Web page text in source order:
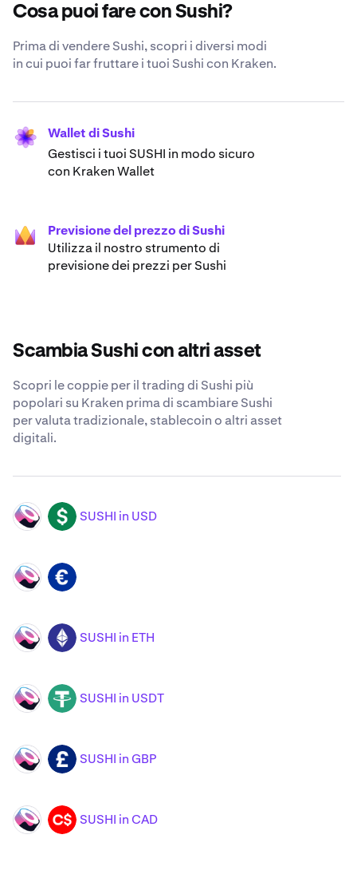
Cosa puoi fare con Sushi?
Prima di vendere Sushi, scopri i diversi modi
in cui puoi far fruttare i tuoi Sushi con Kraken.
Wallet di Sushi
Gestisci i tuoi SUSHI in modo sicuro
con Kraken Wallet
Previsione del prezzo di Sushi
Utilizza il nostro strumento di
previsione dei prezzi per Sushi
Scambia Sushi con altri asset
Scopri le coppie per il trading di Sushi più
popolari su Kraken prima di scambiare Sushi
per valuta tradizionale, stablecoin o altri asset
digitali.
SUSHI USD SUSHI in USD
SUSHI EUR
SUSHI ETH SUSHI in ETH
SUSHI USDT SUSHI in USDT
SUSHI GBP SUSHI in GBP
SUSHI CAD SUSHI in CAD